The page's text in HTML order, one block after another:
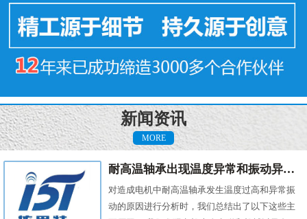
新闻资讯
MORE
耐高温轴承出现温度异常和振动异常的原因有哪些？
对造成电机中耐高温轴承发生温度过高和异常振
动的原因进行分析时，我们总结出了以下这些主